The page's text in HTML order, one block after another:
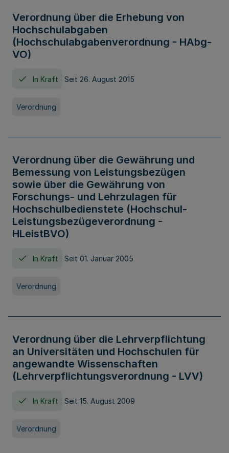
Verordnung über die Erhebung von
Hochschulabgaben
(Hochschulabgabenverordnung - HAbg-
VO)
In Kraft Seit 26. August 2015
Verordnung
Verordnung über die Gewährung und
Bemessung von Leistungsbezügen
sowie über die Gewährung von
Forschungs- und Lehrzulagen für
Hochschulbedienstete (Hochschul-
Leistungsbezügeverordnung -
HLeistBVO)
In Kraft Seit 01. Januar 2005
Verordnung
Verordnung über die Lehrverpflichtung
an Universitäten und Hochschulen für
angewandte Wissenschaften
(Lehrverpflichtungsverordnung - LVV)
In Kraft Seit 15. August 2009
Verordnung